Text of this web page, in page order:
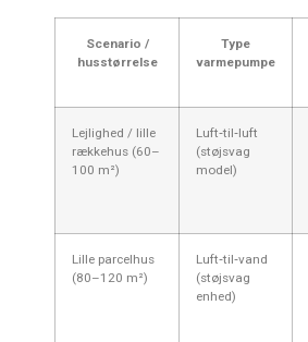
Scenario /
husstørrelse
Type
varmepumpe
Lejlighed / lille
rækkehus (60–
100 m²)
Luft‑til‑luft
(støjsvag
model)
Lille parcelhus
(80–120 m²)
Luft‑til‑vand
(støjsvag
enhed)